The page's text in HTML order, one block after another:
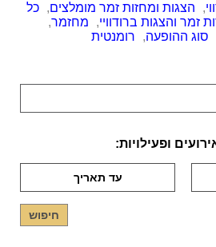
, הצגות ומחזות זמר מומלצים, כל
זמר והצגות ברודוויי, מחזמר,
סוג ההופעה, רומנטית
ופעילויות: